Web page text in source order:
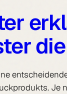
Je